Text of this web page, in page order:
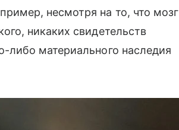
несмотря на то, что мозг
никаких свидетельств
либо материального наследия